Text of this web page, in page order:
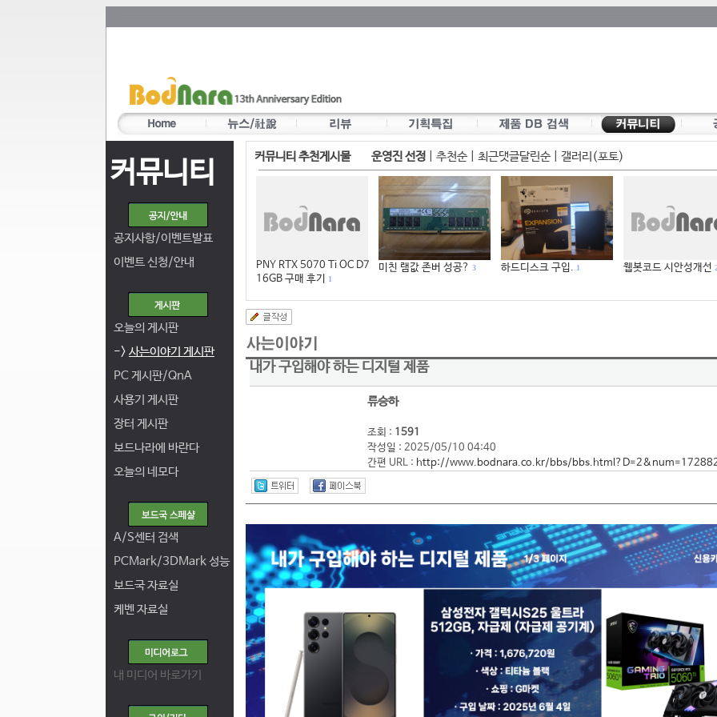
커뮤니티
공지사항/이벤트발표
이벤트 신청/안내
오늘의 게시판
-> 사는이야기 게시판
PC 게시판/QnA
사용기 게시판
장터 게시판
보드나라에 바란다
오늘의 네모다
A/S센터 검색
PCMark/3DMark 성능
보드국 자료실
케벤 자료실
내 미디어 바로가기
커뮤니티 추천게시물 운영진 선정 추천순| 최근댓글달린순| 갤러리(포토)
PNY RTX 5070 Ti OC D7
16GB 구매 후기
1
미친 램값 존버 성공? 3 하드디스크 구입. 1 웹봇코드 시안성개선 2
내가 구입해야 하는 디지털 제품
류승하
조회 : 1591
작성일 : 2025/05/10 04:40
간편 URL : http://www.bodnara.co.kr/bbs/